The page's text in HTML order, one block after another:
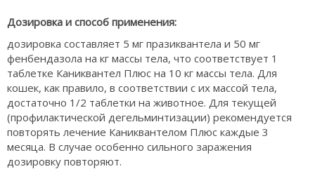
Дозировка и способ применения:
дозировка составляет 5 мг празиквантела и 50 мг
фенбендазола на кг массы тела, что соответствует 1
таблетке Каниквантел Плюс на 10 кг массы тела. Для
кошек, как правило, в соответствии с их массой тела,
достаточно 1/2 таблетки на животное. Для текущей
(профилактической дегельминтизации) рекомендуется
повторять лечение Каниквантелом Плюс каждые 3
месяца. В случае особенно сильного заражения
дозировку повторяют.